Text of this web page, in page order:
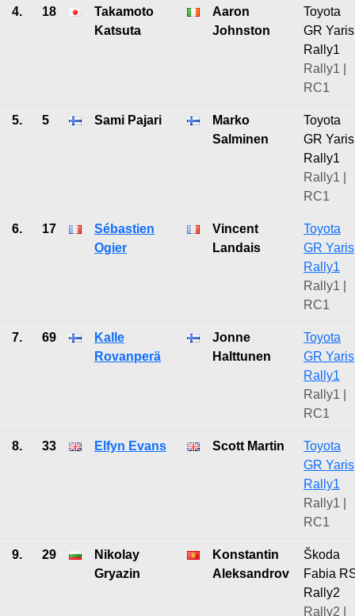
4. 18
Takamoto
Katsuta
Aaron
Johnston
Toyota
GR Yaris
Rally1
Rally1 |
RC1
5. 5 Sami Pajari
Marko
Salminen
Toyota
GR Yaris
Rally1
Rally1 |
RC1
6. 17
Sébastien
Ogier
Vincent
Landais
Toyota
GR Yaris
Rally1
Rally1 |
RC1
7. 69
Kalle
Rovanperä
Jonne
Halttunen
Toyota
GR Yaris
Rally1
Rally1 |
RC1
8. 33 Elfyn Evans Scott Martin
Toyota
GR Yaris
Rally1
Rally1 |
RC1
9. 29
Nikolay
Gryazin
Konstantin
Aleksandrov
Škoda
Fabia
Rally2
Rally2 |